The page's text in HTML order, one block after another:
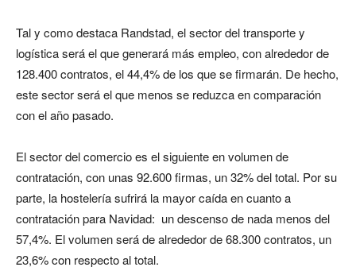
Tal y como destaca Randstad, el sector del transporte y
logística será el que generará más empleo, con alrededor de
128.400 contratos, el 44,4% de los que se firmarán. De hecho,
este sector será el que menos se reduzca en comparación
con el año pasado.
El sector del comercio es el siguiente en volumen de
contratación, con unas 92.600 firmas, un 32% del total. Por su
parte, la hostelería sufrirá la mayor caída en cuanto a
contratación para Navidad: un descenso de nada menos del
57,4%. El volumen será de alrededor de 68.300 contratos, un
23,6% con respecto al total.